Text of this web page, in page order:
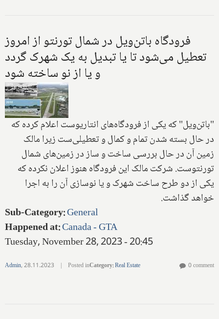
فرودگاه باتن‌ویل در شمال تورنتو از امروز
تعطیل می‌شود تا یا تبدیل به یک شهرک گردد
و یا از نو ساخته شود
"باتن‌ویل" که یکی از فرودگاه‌های انتاریوست اعلام کرده که
در حال بسته شدن تمام و کمال و تعطیلی‌ست زیرا مالک
زمین آن در حال بررسی ساخت و ساز در زمین‌های شمال
تورنتوست. شرکت مالک این فرودگاه هنوز اعلان نکرده که
یکی از دو طرح ساخت شهرک و یا نوسازی آن را به اجرا
خواهد گذاشت.
Sub-Category:General
Happened at:Canada - GTA
Tuesday, November 28, 2023 - 20:45
Admin,28.11.2023 | Posted inCategory:Real Estate 0 comment